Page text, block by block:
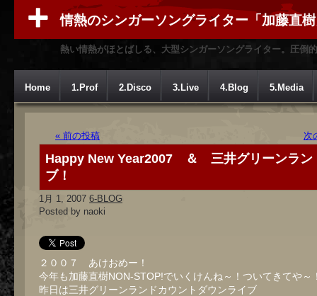
情熱のシンガーソングライター「加藤直
熱い情熱がほとばしる、大型シンガーソングライター。圧倒
Home 1.Prof 2.Disco 3.Live 4.Blog 5.Media
« 前の投稿 次
Happy New Year2007 ＆ 三井グリーンラン
ブ！
1月 1, 2007 6-BLOG
Posted by naoki
２００７ あけおめー！
今年も加藤直樹NON-STOP!でいくけんね～！ついてきてや～
昨日は三井グリーンランドカウントダウンライブ